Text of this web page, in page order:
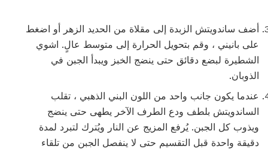
أضف ساندويتش الزبدة إلى مقلاة من الحديد الزهر أو اضغط
على بانيني ، وقم بتحويل الحرارة إلى متوسط ​​عالٍ. اشوي
الشطيرة لبضع دقائق حتى ينضج الخبز ويبدأ الجبن في
الذوبان.
عندما يكون جانب واحد من اللون البني الذهبي ، تقلب
الساندويتش بلطف ودع الطرف الآخر يطهى حتى ينضج
ويذوب كل الجبن. يُرفع المزيج عن النار ويُترك لتبرد لمدة
دقيقة واحدة قبل التقسيم حتى لا ينفصل الجبن من تلقاء